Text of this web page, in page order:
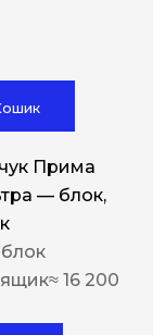
Прима
— блок,
≈ 16 200